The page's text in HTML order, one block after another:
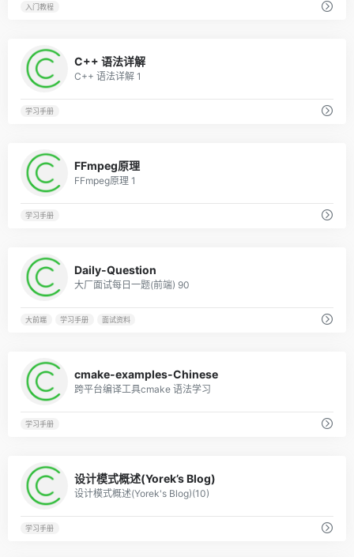
入门教程
C++ 语法详解
C++ 语法详解 1
学习手册
FFmpeg原理
FFmpeg原理 1
学习手册
Daily-Question
大厂面试每日一题(前端) 90
大前端 学习手册 面试资料
cmake-examples-Chinese
跨平台编译工具cmake 语法学习
学习手册
设计模式概述(Yorek’s Blog)
设计模式概述(Yorek's Blog)(10)
学习手册